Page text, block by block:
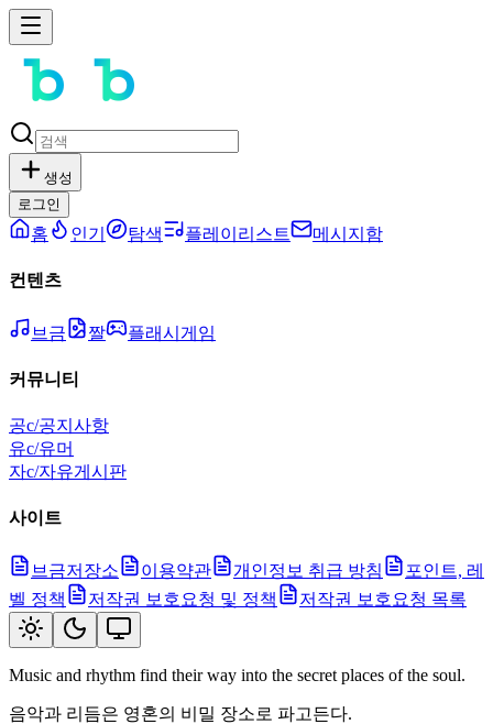
생성
로그인
홈 인기 탐색 플레이리스트 메시지함
컨텐츠
브금 짤 플래시게임
커뮤니티
공c/공지사항
유c/유머
자c/자유게시판
사이트
브금저장소 이용약관 개인정보 취급 방침
포인트, 레
벨 정책
저작권 보호요청 및 정책 저작권 보호요청 목록
Music and rhythm find their way into the secret places of the soul.
음악과 리듬은 영혼의 비밀 장소로 파고든다.